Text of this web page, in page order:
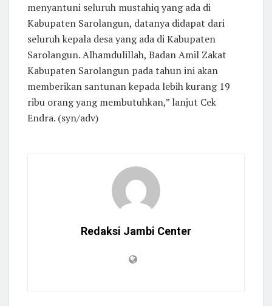
menyantuni seluruh mustahiq yang ada di
Kabupaten Sarolangun, datanya didapat dari
seluruh kepala desa yang ada di Kabupaten
Sarolangun. Alhamdulillah, Badan Amil Zakat
Kabupaten Sarolangun pada tahun ini akan
memberikan santunan kepada lebih kurang 19
ribu orang yang membutuhkan,” lanjut Cek
Endra. (syn/adv)
Redaksi Jambi Center